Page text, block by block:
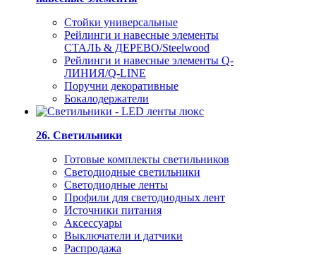
Стойки универсальные
Рейлинги и навесные элементы
СТАЛЬ & ДЕРЕВО/Steelwood
Рейлинги и навесные элементы Q-
ЛИНИЯ/Q-LINE
Поручни декоративные
Бокалодержатели
26. Светильники
Готовые комплекты светильников
Светодиодные светильники
Светодиодные ленты
Профили для светодиодных лент
Источники питания
Аксессуары
Выключатели и датчики
Распродажа